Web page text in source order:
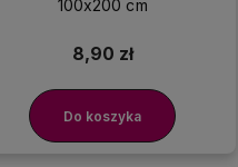
100x200 cm
8,90 zł
Do koszyka